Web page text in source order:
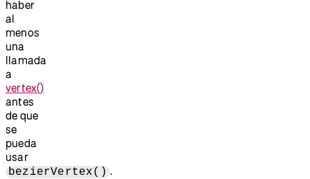
haber
al
menos
una
llamada
a
vertex()
antes
de que
se
pueda
usar
bezierVertex() .